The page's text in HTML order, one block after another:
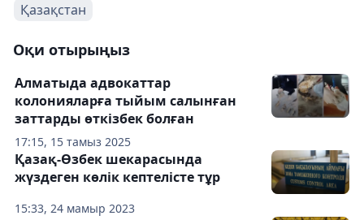
Қазақстан
Оқи отырыңыз
17:15, 15 тамыз 2025
Алматыда адвокаттар
колонияларға тыйым салынған
заттарды өткізбек болған
15:33, 24 мамыр 2023
Қазақ-Өзбек шекарасында
жүздеген көлік кептелісте тұр